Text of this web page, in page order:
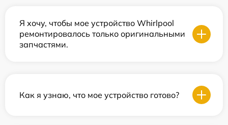
Я хочу, чтобы мое устройство Whirlpool
ремонтировалось только оригинальными
запчастями.
Как я узнаю, что мое устройство готово?